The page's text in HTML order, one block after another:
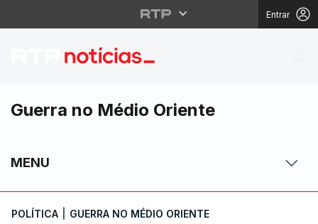
Entrar
Portugal chama
Guerra no Médio Oriente
MENU
POLÍTICA GUERRA NO MÉDIO ORIENTE